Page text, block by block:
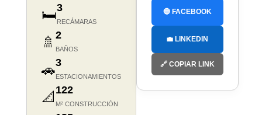
🛏️3
RECÁMARAS
🚿 2
BAÑOS
🚗3
ESTACIONAMIENTOS
📐 122
M² CONSTRUCCIÓN
🔵 FACEBOOK
💼 LINKEDIN
🔗 COPIAR LINK